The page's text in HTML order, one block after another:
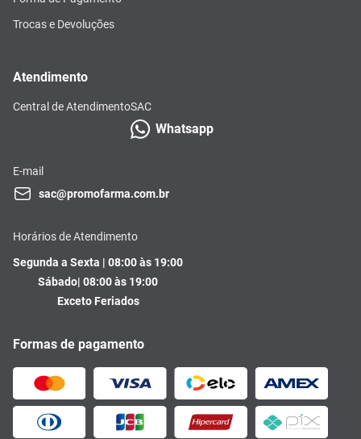
Trocas e Devoluções
Atendimento
Central de AtendimentoSAC
Whatsapp
E-mail
sac@promofarma.com.br
Horários de Atendimento
Segunda a Sexta | 08:00 às 19:00
Sábado| 08:00 às 19:00
Exceto Feriados
Formas de pagamento